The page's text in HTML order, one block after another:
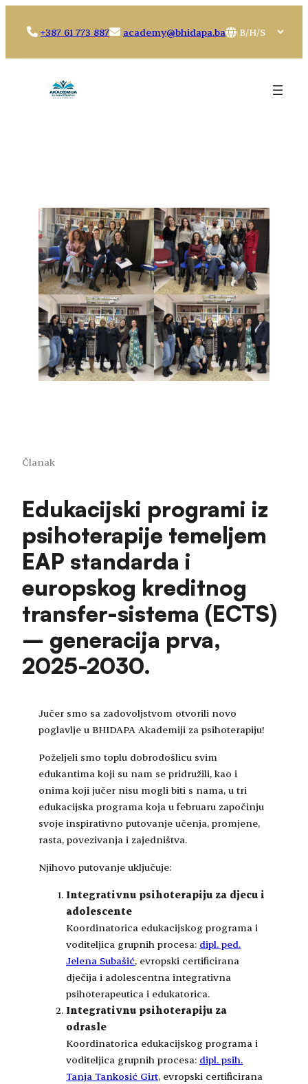
+387 61 773 887 academy@bhidapa.ba
Choose
Članak
Edukacijski programi iz
psihoterapije temeljem
EAP standarda i
europskog kreditnog
transfer-sistema (ECTS)
– generacija prva,
2025-2030.
Jučer smo sa zadovoljstvom otvorili novo
poglavlje u BHIDAPA Akademiji za psihoterapiju!
Poželjeli smo toplu dobrodošlicu svim
edukantima koji su nam se pridružili, kao i
onima koji jučer nisu mogli biti s nama, u tri
edukacijska programa koja u februaru započinju
svoje inspirativno putovanje učenja, promjene,
rasta, povezivanja i zajedništva.
Njihovo putovanje uključuje:
Integrativnu psihoterapiju za djecu i
adolescente
Koordinatorica edukacijskog programa i
voditeljica grupnih procesa: dipl. ped.
Jelena Subašić, evropski certificirana
dječija i adolescentna integrativna
psihoterapeutica i edukatorica.
Integrativnu psihoterapiju za
odrasle
Koordinatorica edukacijskog programa i
voditeljica grupnih procesa: dipl. psih.
Tanja Tankosić Girt, evropski certificirana